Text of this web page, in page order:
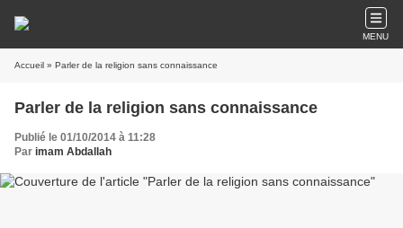
MENU
Accueil » Parler de la religion sans connaissance
Parler de la religion sans connaissance
Publié le 01/10/2014 à 11:28
Par imam Abdallah